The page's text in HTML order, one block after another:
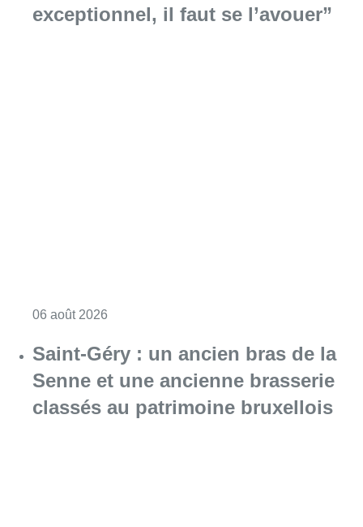
exceptionnel, il faut se l’avouer”
06 août 2026
Saint-Géry : un ancien bras de la
Senne et une ancienne brasserie
classés au patrimoine bruxellois